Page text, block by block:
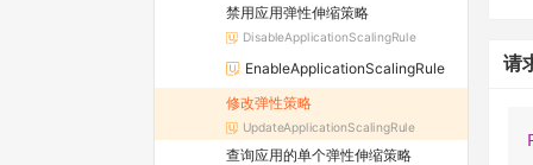
禁用应用弹性伸缩策略
DisableApplicationScalingRule
EnableApplicationScalingRule
修改弹性策略
UpdateApplicationScalingRule
查询应用的单个弹性伸缩策略
请